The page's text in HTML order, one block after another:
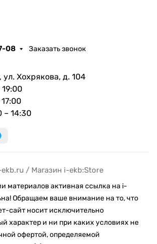
08 Заказать звонок
ул. Хохрякова, д. 104
– 14:30
/ Магазин i-ekb:Store
материалов активная ссылка на i-
Обращаем ваше внимание на то, что
сайт носит исключительно
характер и ни при каких условиях не
офертой, определяемой